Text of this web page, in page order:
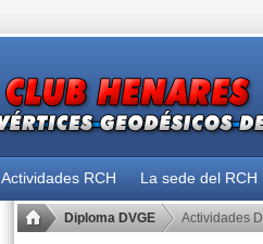
Actividades RCH La sede del RCH
Diploma DVGE Actividades